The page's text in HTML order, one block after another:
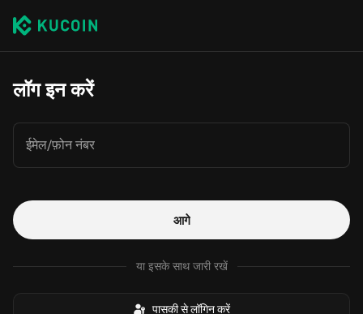
लॉग इन करें
ईमेल/फ़ोन नंबर
आगे
या इसके साथ जारी रखें
पासकी से लॉगिन करें